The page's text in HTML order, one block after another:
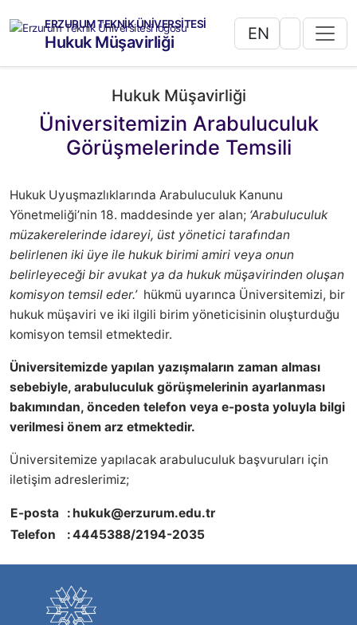
ERZURUM TEKNİK ÜNİVERSİTESİ
Hukuk Müşavirliği EN
Hukuk Müşavirliği
Üniversitemizin Arabuluculuk
Görüşmelerinde Temsili
Hukuk Uyuşmazlıklarında Arabuluculuk Kanunu
Yönetmeliği’nin 18. maddesinde yer alan; ‘Arabuluculuk
müzakerelerinde idareyi, üst yönetici tarafından
belirlenen iki üye ile hukuk birimi amiri veya onun
belirleyeceği bir avukat ya da hukuk müşavirinden oluşan
komisyon temsil eder.’hükmü uyarınca Üniversitemizi, bir
hukuk müşaviri ve iki ilgili birim yöneticisinin oluşturduğu
komisyon temsil etmektedir.
Üniversitemizde yapılan yazışmaların zaman alması
sebebiyle, arabuluculuk görüşmelerinin ayarlanması
bakımından, önceden telefon veya e-posta yoluyla bilgi
verilmesi önem arz etmektedir.
Üniversitemize yapılacak arabuluculuk başvuruları için
iletişim adreslerimiz;
E-posta : hukuk@erzurum.edu.tr
Telefon
:4445388/2194-2035